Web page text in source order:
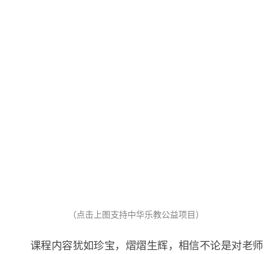
（点击上图支持中华乐教公益项目）
课程内容犹如珍宝，熠熠生辉，相信不论是对老师